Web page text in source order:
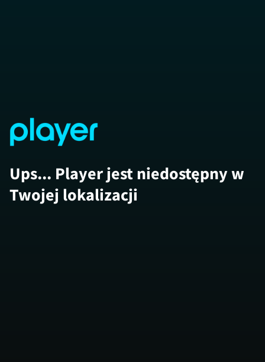
Ups... Player jest niedostępny w
Twojej lokalizacji